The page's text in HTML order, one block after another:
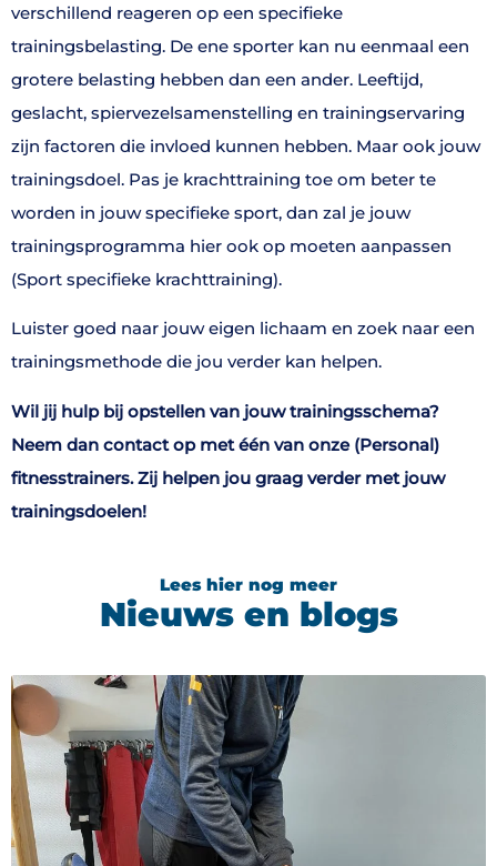
verschillend reageren op een specifieke
trainingsbelasting. De ene sporter kan nu eenmaal een
grotere belasting hebben dan een ander. Leeftijd,
geslacht, spiervezelsamenstelling en trainingservaring
zijn factoren die invloed kunnen hebben. Maar ook jouw
trainingsdoel. Pas je krachttraining toe om beter te
worden in jouw specifieke sport, dan zal je jouw
trainingsprogramma hier ook op moeten aanpassen
(Sport specifieke krachttraining).
Luister goed naar jouw eigen lichaam en zoek naar een
trainingsmethode die jou verder kan helpen.
Wil jij hulp bij opstellen van jouw trainingsschema?
Neem dan contact op met één van onze (Personal)
fitnesstrainers. Zij helpen jou graag verder met jouw
trainingsdoelen!
Lees hier nog meer
Nieuws en blogs